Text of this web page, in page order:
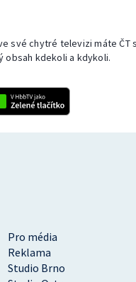
své chytré televizi máte
obsah kdekoli a kdykoli.
Pro média
Reklama
Studio Brno